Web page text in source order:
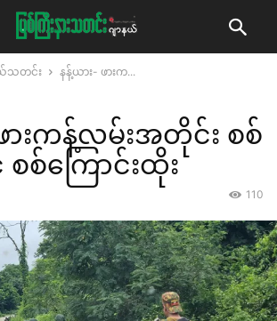
သတင်း နန့်ယား- ဖားက...
ားကန့်လမ်းအတိုင်း စစ်
စ်ကြောင်းထိုး
110